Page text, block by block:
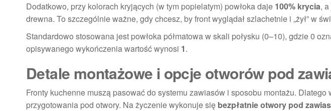
Dodatkowo, przy kolorach kryjących (w tym popielatym) powłoka daje 100% krycia,
drewna. To szczególnie ważne, gdy chcesz, by front wyglądał szlachetnie i „żył” w
Standardowo stosowana jest powłoka półmatowa w skali połysku (0–10), gdzie 0
opisywanego wykończenia wartość wynosi 1.
Detale montażowe i opcje otworów pod
Fronty kuchenne muszą pasować do systemu zawiasów i sposobu montażu.
przygotowania pod otwory. Na życzenie wykonuje się bezpłatnie otwory pod